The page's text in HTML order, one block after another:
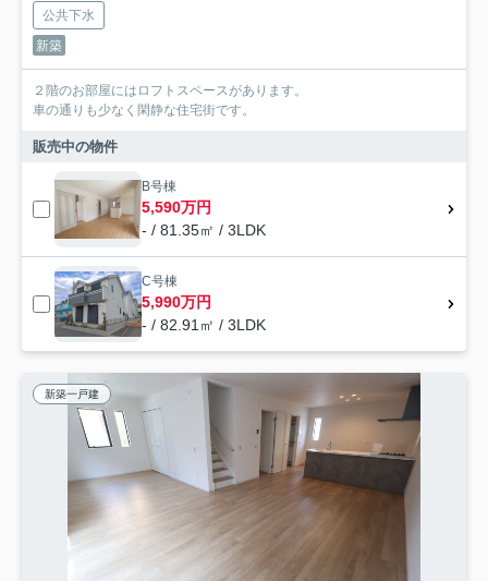
公共下水
新築
２階のお部屋にはロフトスペースがあります。
車の通りも少なく閑静な住宅街です。
販売中の物件
B号棟
5,590万円
- / 81.35㎡ / 3LDK
C号棟
5,990万円
- / 82.91㎡ / 3LDK
新築一戸建